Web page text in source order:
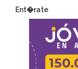
Ent�rate